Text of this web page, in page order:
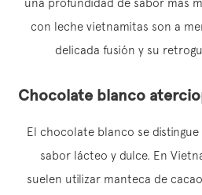
una profundidad de sabor más
con leche vietnamitas son a
delicada fusión y su
Chocolate blanco
El chocolate blanco se
sabor lácteo y dulce. En
suelen utilizar manteca de